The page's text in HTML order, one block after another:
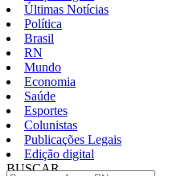
Últimas Notícias
Política
Brasil
RN
Mundo
Economia
Saúde
Esportes
Colunistas
Publicações Legais
Edição digital
BUSCAR